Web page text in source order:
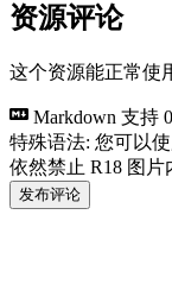
资源评论
这个资源能正常使
Markdown 支持
特殊语法: 您可以
依然禁止 R18 图片
发布评论